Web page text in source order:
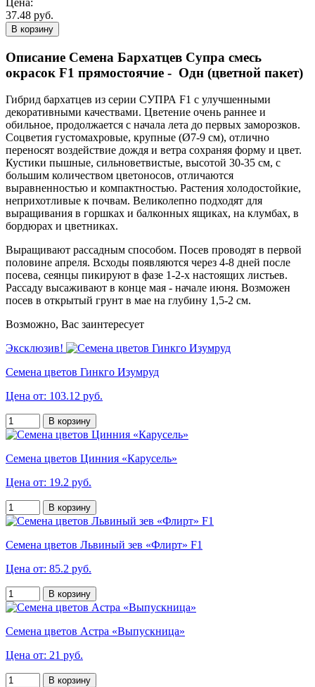
37.48 руб.
В корзину
Описание Семена Бархатцев Супра смесь
окрасок F1 прямостоячие - Одн (цветной пакет)
Гибрид бархатцев из серии СУПРА F1 с улучшенными
декоративными качествами. Цветение очень раннее и
обильное, продолжается с начала лета до первых заморозков.
Соцветия густомахровые, крупные (Ø7-9 см), отлично
переносят воздействие дождя и ветра сохраняя форму и цвет.
Кустики пышные, сильноветвистые, высотой 30-35 см, с
большим количеством цветоносов, отличаются
выравненностью и компактностью. Растения холодостойкие,
неприхотливые к почвам. Великолепно подходят для
выращивания в горшках и балконных ящиках, на клумбах, в
бордюрах и цветниках.
Выращивают рассадным способом. Посев проводят в первой
половине апреля. Всходы появляются через 4-8 дней после
посева, сеянцы пикируют в фазе 1-2-х настоящих листьев.
Рассаду высаживают в конце мая - начале июня. Возможен
посев в открытый грунт в мае на глубину 1,5-2 см.
Возможно, Вас заинтересует
Эксклюзив!
Семена цветов Гинкго Изумруд
Цена от: 103.12 руб.
В корзину
Семена цветов Цинния «Карусель»
Цена от: 19.2 руб.
В корзину
Семена цветов Львиный зев «Флирт» F1
Цена от: 85.2 руб.
В корзину
Семена цветов Астра «Выпускница»
Цена от: 21 руб.
В корзину